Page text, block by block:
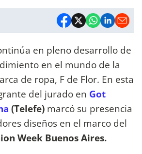
en pleno desarrollo de
en el mundo de la
de ropa, F de Flor. En esta
del jurado en Got
(Telefe) marcó su presencia
diseños en el marco del
Week Buenos Aires.